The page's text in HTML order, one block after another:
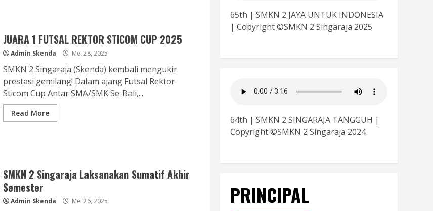
JUARA 1 FUTSAL REKTOR STICOM CUP 2025
Admin Skenda Mei 28, 2025
SMKN 2 Singaraja (Skenda) kembali mengukir
prestasi gemilang! Dalam ajang Futsal Rektor
Sticom Cup Antar SMA/SMK Se-Bali,...
Read More
SMKN 2 Singaraja Laksanakan Sumatif Akhir
Semester
Admin Skenda Mei 26, 2025
65th | SMKN 2 JAYA UNTUK INDONESIA
| Copyright ©SMKN 2 Singaraja 2025
64th | SMKN 2 SINGARAJA TANGGUH |
Copyright ©SMKN 2 Singaraja 2024
PRINCIPAL